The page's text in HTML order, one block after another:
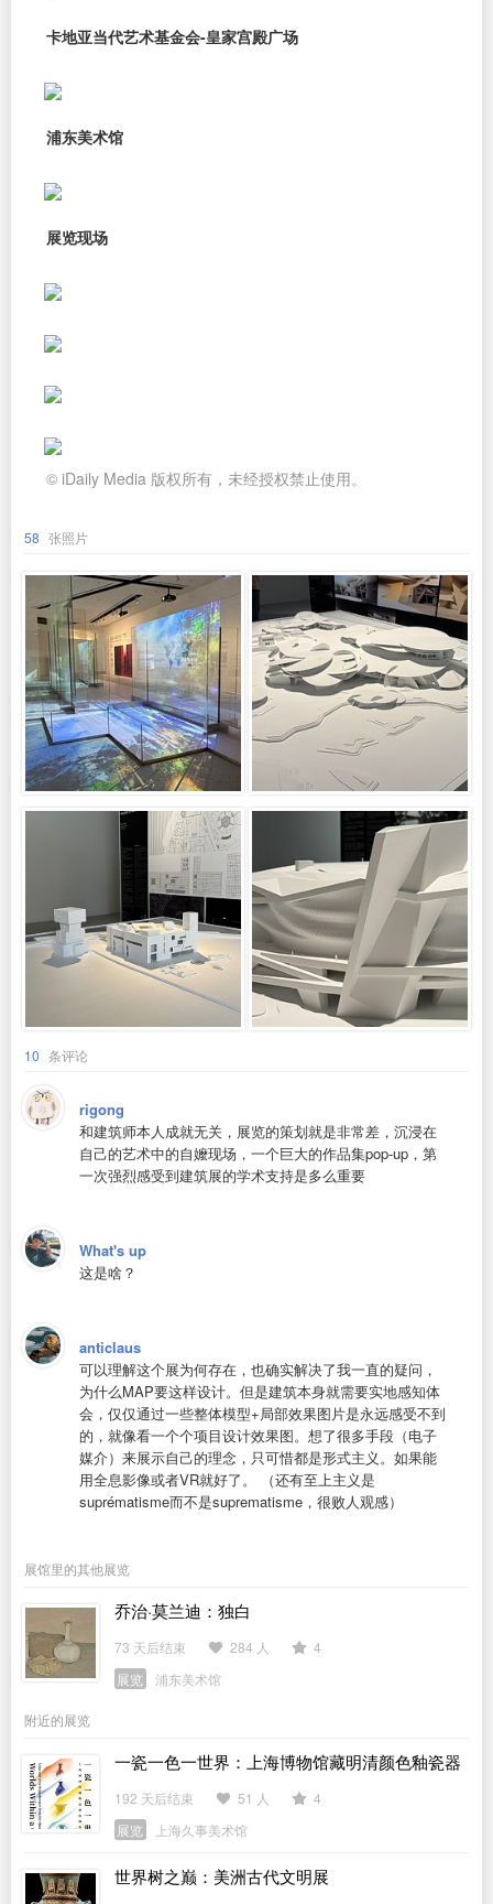
卡地亚当代艺术基金会-皇家宫殿广场
浦东美术馆
展览现场
© iDaily Media 版权所有，未经授权禁止使用。
58 张照片
10 条评论
rigong
和建筑师本人成就无关，展览的策划就是非常差，沉浸在
自己的艺术中的自嬤现场，一个巨大的作品集pop-up，第
一次强烈感受到建筑展的学术支持是多么重要
What's up
这是啥？
anticlaus
可以理解这个展为何存在，也确实解决了我一直的疑问，
为什么MAP要这样设计。但是建筑本身就需要实地感知体
会，仅仅通过一些整体模型+局部效果图片是永远感受不到
的，就像看一个个项目设计效果图。想了很多手段（电子
媒介）来展示自己的理念，只可惜都是形式主义。如果能
用全息影像或者VR就好了。 （还有至上主义是
suprématisme而不是suprematisme，很败人观感）
展馆里的其他展览
乔治·莫兰迪：独白
73 天后结束 284 人
4
展览
浦东美术馆
附近的展览
一瓷一色一世界：上海博物馆藏明清颜色釉瓷器
特展
192 天后结束 51 人
4
展览
上海久事美术馆
世界树之巅：美洲古代文明展